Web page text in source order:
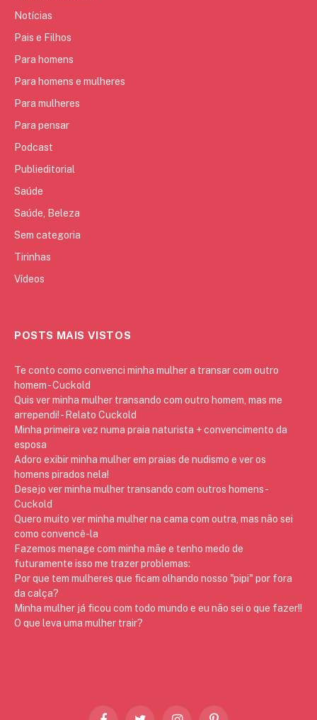
Notícias
Pais e Filhos
Para homens
Para homens e mulheres
Para mulheres
Para pensar
Podcast
Publieditorial
Saúde
Saúde, Beleza
Sem categoria
Tirinhas
Vídeos
POSTS MAIS VISTOS
Te conto como convenci minha mulher a transar com outro
homem - Cuckold
Quis ver minha mulher transando com outro homem, mas me
arrependi! - Relato Cuckold
Minha primeira vez numa praia naturista + convencimento da
esposa
Adoro exibir minha mulher em praias de nudismo e ver os
homens pirados nela!
Desejo ver minha mulher transando com outros homens -
Cuckold
Quero muito ver minha mulher na cama com outra, mas não sei
como convencê-la
Fazemos menage com minha mãe e tenho medo de
futuramente isso me trazer problemas:
Por que tem mulheres que ficam olhando nosso "pipi" por fora
da calça?
Minha mulher já ficou com todo mundo e eu não sei o que fazer!!
O que leva uma mulher trair?